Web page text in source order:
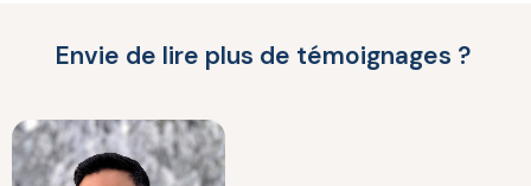
Envie de lire plus de témoignages ?